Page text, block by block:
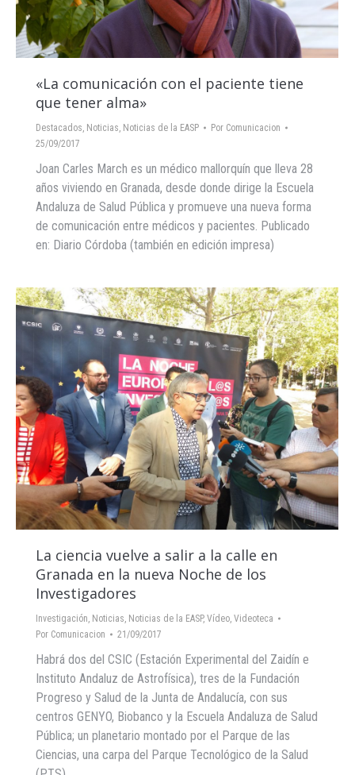
«La comunicación con el paciente tiene
que tener alma»
Destacados, Noticias, Noticias de la EASP Por Comunicacion
25/09/2017
Joan Carles March es un médico mallorquín que lleva 28
años viviendo en Granada, desde donde dirige la Escuela
Andaluza de Salud Pública y promueve una nueva forma
de comunicación entre médicos y pacientes. Publicado
en: Diario Córdoba (también en edición impresa)
La ciencia vuelve a salir a la calle en
Granada en la nueva Noche de los
Investigadores
Investigación, Noticias, Noticias de la EASP, Vídeo, Videoteca
Por Comunicacion 21/09/2017
Habrá dos del CSIC (Estación Experimental del Zaidín e
Instituto Andaluz de Astrofísica), tres de la Fundación
Progreso y Salud de la Junta de Andalucía, con sus
centros GENYO, Biobanco y la Escuela Andaluza de Salud
Pública; un planetario montado por el Parque de las
Ciencias, una carpa del Parque Tecnológico de la Salud